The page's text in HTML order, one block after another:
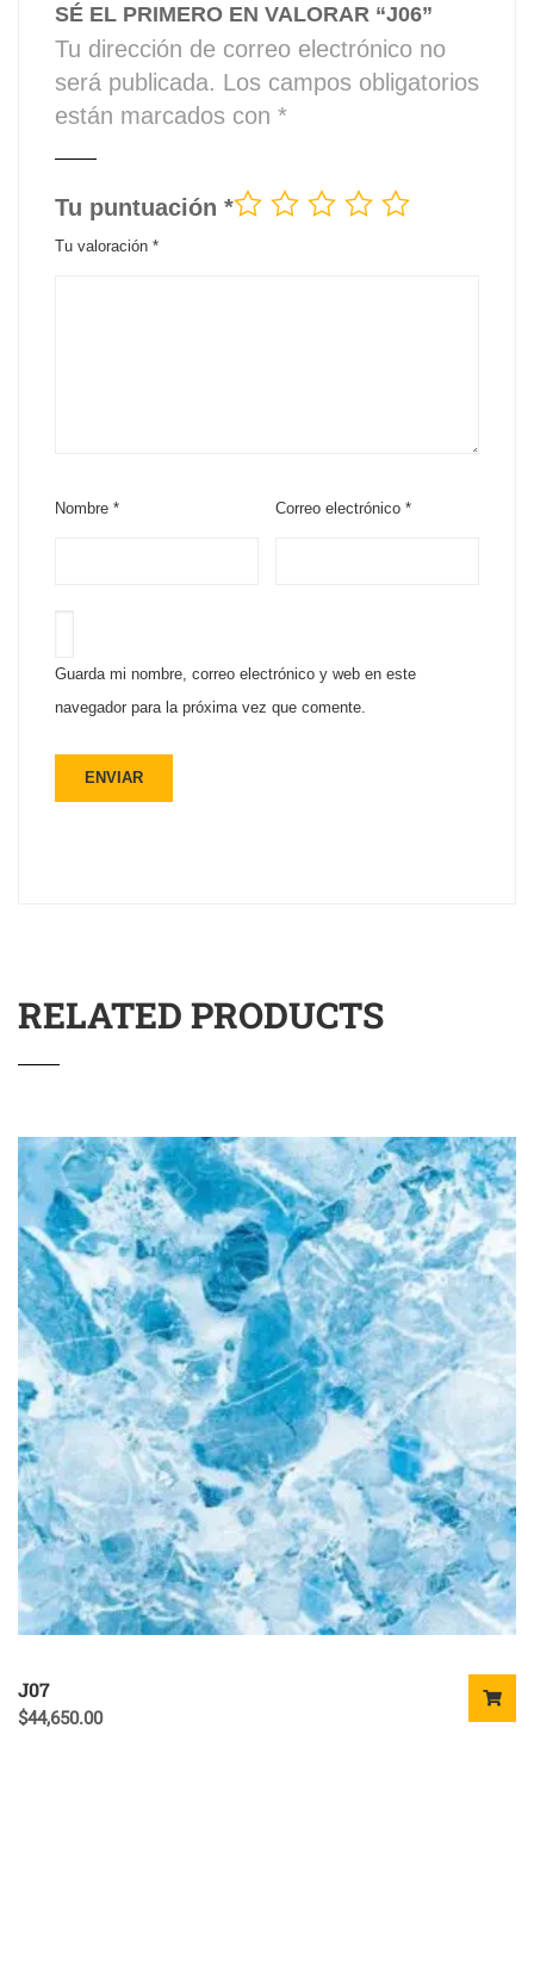
SÉ EL PRIMERO EN VALORAR “J06”
Tu dirección de correo electrónico no
será publicada. Los campos obligatorios
están marcados con *
Tu puntuación *
Tu valoración *
Nombre * Correo electrónico*
Guarda mi nombre, correo electrónico y web en este
navegador para la próxima vez que comente.
RELATED PRODUCTS
J07
$44,650.00